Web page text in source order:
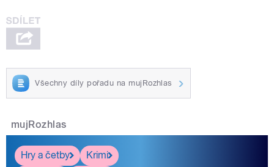
Všechny díly pořadu na mujRozhlas
mujRozhlas
Hry a četby
Krimi